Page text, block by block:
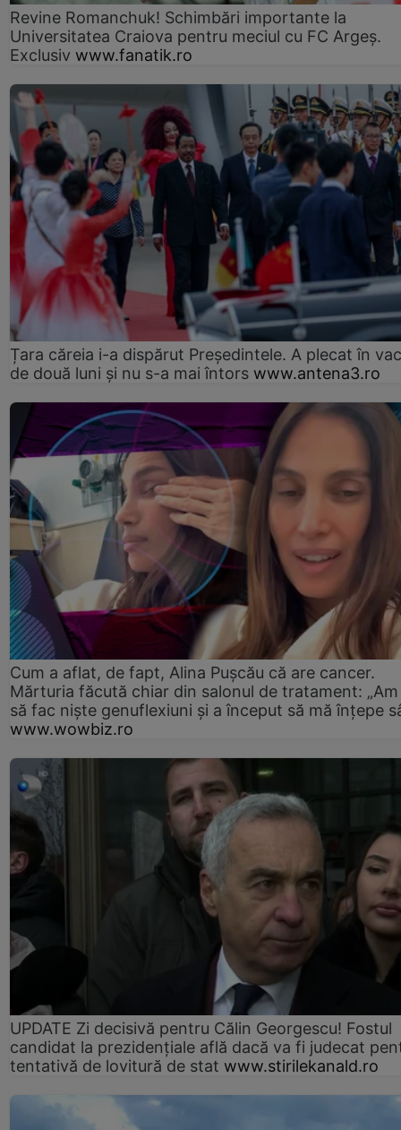
Revine Romanchuk! Schimbări importante la
Universitatea Craiova pentru meciul cu FC Argeş.
Exclusiv www.fanatik.ro
Țara căreia i-a dispărut Președintele. A plecat în
de două luni și nu s-a mai întors www.antena3.ro
Cum a aflat, de fapt, Alina Pușcău că are cancer.
Mărturia făcută chiar din salonul de tratament:
să fac niște genuflexiuni și a început să mă înțepe
www.wowbiz.ro
UPDATE Zi decisivă pentru Călin Georgescu! Fostul
candidat la prezidențiale află dacă va fi judecat
tentativă de lovitură de stat www.stirilekanald.ro